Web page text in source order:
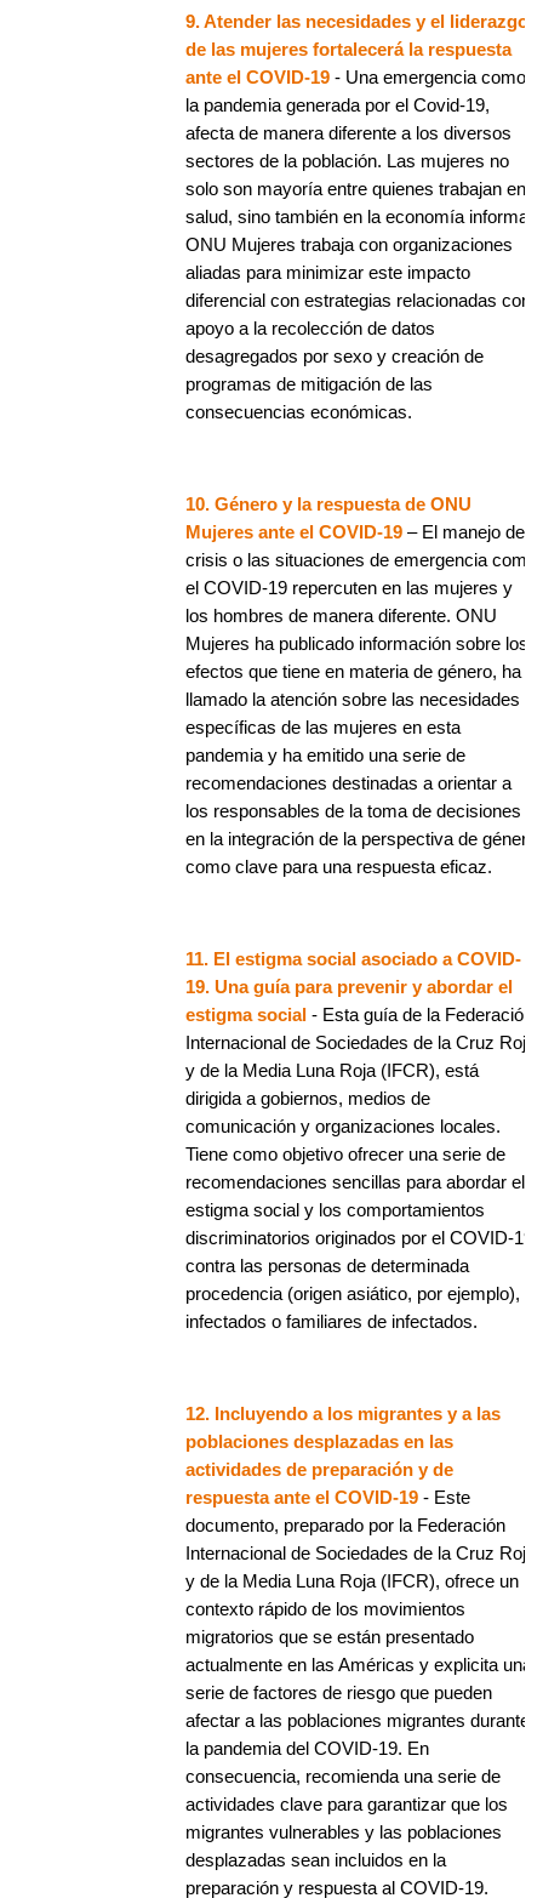
9. Atender las necesidades y el liderazgo
de las mujeres fortalecerá la respuesta
ante el COVID-19 - Una emergencia como
la pandemia generada por el Covid-19,
afecta de manera diferente a los diversos
sectores de la población. Las mujeres no
solo son mayoría entre quienes trabajan en
salud, sino también en la economía informal.
ONU Mujeres trabaja con organizaciones
aliadas para minimizar este impacto
diferencial con estrategias relacionadas con
apoyo a la recolección de datos
desagregados por sexo y creación de
programas de mitigación de las
consecuencias económicas.
10. Género y la respuesta de ONU
Mujeres ante el COVID-19 – El manejo de
crisis o las situaciones de emergencia como
el COVID-19 repercuten en las mujeres y
los hombres de manera diferente. ONU
Mujeres ha publicado información sobre los
efectos que tiene en materia de género, ha
llamado la atención sobre las necesidades
específicas de las mujeres en esta
pandemia y ha emitido una serie de
recomendaciones destinadas a orientar a
los responsables de la toma de decisiones
en la integración de la perspectiva de género
como clave para una respuesta eficaz.
11. El estigma social asociado a COVID-
19. Una guía para prevenir y abordar el
estigma social - Esta guía de la Federación
Internacional de Sociedades de la Cruz Roja
y de la Media Luna Roja (IFCR), está
dirigida a gobiernos, medios de
comunicación y organizaciones locales.
Tiene como objetivo ofrecer una serie de
recomendaciones sencillas para abordar el
estigma social y los comportamientos
discriminatorios originados por el COVID-19,
contra las personas de determinada
procedencia (origen asiático, por ejemplo),
infectados o familiares de infectados.
12. Incluyendo a los migrantes y a las
poblaciones desplazadas en las
actividades de preparación y de
respuesta ante el COVID-19 - Este
documento, preparado por la Federación
Internacional de Sociedades de la Cruz Roja
y de la Media Luna Roja (IFCR), ofrece un
contexto rápido de los movimientos
migratorios que se están presentado
actualmente en las Américas y explicita una
serie de factores de riesgo que pueden
afectar a las poblaciones migrantes durante
la pandemia del COVID-19. En
consecuencia, recomienda una serie de
actividades clave para garantizar que los
migrantes vulnerables y las poblaciones
desplazadas sean incluidos en la
preparación y respuesta al COVID-19.